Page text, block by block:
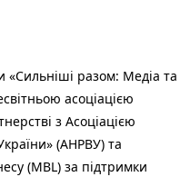
«Сильніші разом: Медіа та
асоціацією
з Асоціацією
(АНРВУ) та
(MBL) за підтримки